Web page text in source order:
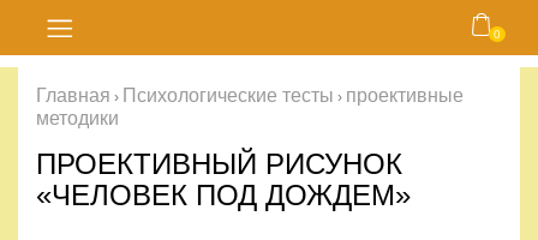
Блог
Курсы
0
Главная › Психологические тесты › проективные
методики
ПРОЕКТИВНЫЙ РИСУНОК
«ЧЕЛОВЕК ПОД ДОЖДЕМ»